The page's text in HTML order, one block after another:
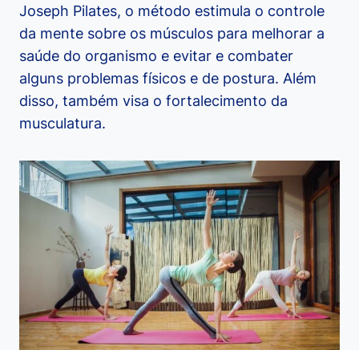
Joseph Pilates, o método estimula o controle
da mente sobre os músculos para melhorar a
saúde do organismo e evitar e combater
alguns problemas físicos e de postura. Além
disso, também visa o fortalecimento da
musculatura.